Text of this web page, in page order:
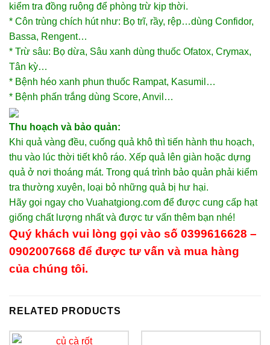
kiểm tra đồng ruộng để phòng trừ kịp thời.
* Côn trùng chích hút như: Bọ trĩ, rầy, rệp…dùng Confidor,
Bassa, Rengent…
* Trừ sâu: Bọ dừa, Sâu xanh dùng thuốc Ofatox, Crymax,
Tân kỳ…
* Bệnh héo xanh phun thuốc Rampat, Kasumil…
* Bệnh phấn trắng dùng Score, Anvil…
Thu hoạch và bảo quản:
Khi quả vàng đều, cuống quả khô thì tiến hành thu hoạch,
thu vào lúc thời tiết khô ráo. Xếp quả lên giàn hoặc dựng
quả ở nơi thoáng mát. Trong quá trình bảo quản phải kiểm
tra thường xuyên, loại bỏ những quả bị hư hại.
Hãy gọi ngay cho Vuahatgiong.com để được cung cấp hạt
giống chất lượng nhất và được tư vấn thêm bạn nhé!
Quý khách vui lòng gọi vào số 0399616628 –
0902007668 để được tư vấn và mua hàng
của chúng tôi.
RELATED PRODUCTS